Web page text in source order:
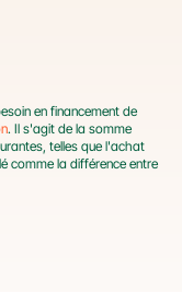
en financement de
. Il s'agit de la somme
telles que l'achat
comme la différence entre